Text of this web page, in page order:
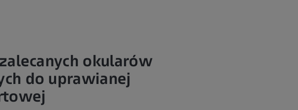
okularów
do uprawianej